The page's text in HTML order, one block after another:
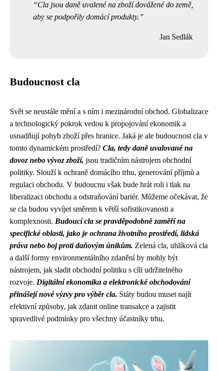
Cla jsou daně uvalené na zboží dovážené do země,
aby se podpořily domácí produkty.
Jan Sedlák
Budoucnost cla
Svět se neustále mění a s ním i mezinárodní obchod. Globalizace
a technologický pokrok vedou k propojování ekonomik a
usnadňují pohyb zboží přes hranice. Jaká je ale budoucnost cla v
tomto dynamickém prostředí? Cla, tedy daně uvalované na
dovoz nebo vývoz zboží, jsou tradičním nástrojem obchodní
politiky. Slouží k ochraně domácího trhu, generování příjmů a
regulaci obchodu. V budoucnu však bude hrát roli i tlak na
liberalizaci obchodu a odstraňování bariér. Můžeme očekávat, že
se cla budou vyvíjet směrem k větší sofistikovanosti a
komplexnosti. Budoucí cla se pravděpodobně zaměří na
specifické oblasti, jako je ochrana životního prostředí, lidská
práva nebo boj proti daňovým únikům. Zelená cla, uhlíková cla
a další formy environmentálního zdanění by mohly být
nástrojem, jak sladit obchodní politiku s cíli udržitelného
rozvoje. Digitální ekonomika a elektronické obchodování
přinášejí nové výzvy pro výběr cla. Státy budou muset najít
efektivní způsoby, jak zdanit online transakce a zajistit
spravedlivé podmínky pro všechny účastníky trhu.